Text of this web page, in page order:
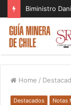
Home /
Destacados Notas